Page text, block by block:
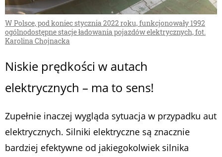
W Polsce, pod koniec stycznia 2022 roku, funkcjonowały 1992
ogólnodostępne stacje ładowania pojazdów elektrycznych, fot.
Karolina Chojnacka
Niskie prędkości w autach
elektrycznych – ma to sens!
Zupełnie inaczej wygląda sytuacja w przypadku aut
elektrycznych. Silniki elektryczne są znacznie
bardziej efektywne od jakiegokolwiek silnika